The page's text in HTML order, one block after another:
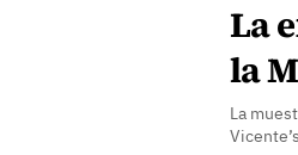
La
la
La